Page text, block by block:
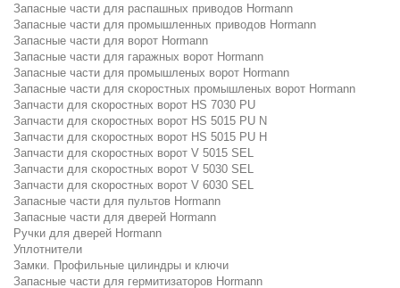
Запасные части для распашных приводов Hormann
Запасные части для промышленных приводов Hormann
Запасные части для ворот Hormann
Запасные части для гаражных ворот Hormann
Запасные части для промышленых ворот Hormann
Запасные части для скоростных промышленых ворот Hormann
Запчасти для скоростных ворот HS 7030 PU
Запчасти для скоростных ворот HS 5015 PU N
Запчасти для скоростных ворот HS 5015 PU H
Запчасти для скоростных ворот V 5015 SEL
Запчасти для скоростных ворот V 5030 SEL
Запчасти для скоростных ворот V 6030 SEL
Запасные части для пультов Hormann
Запасные части для дверей Hormann
Ручки для дверей Hormann
Уплотнители
Замки. Профильные цилиндры и ключи
Запасные части для гермитизаторов Hormann